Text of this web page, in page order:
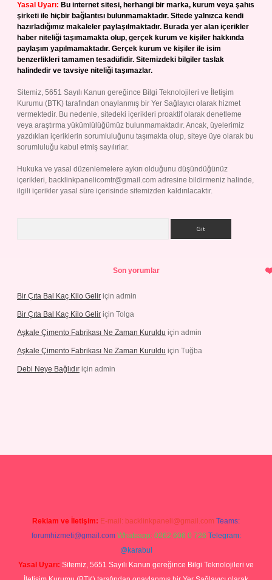
Yasal Uyarı: Bu internet sitesi, herhangi bir marka, kurum veya şahıs
şirketi ile hiçbir bağlantısı bulunmamaktadır. Sitede yalnızca kendi
hazırladığımız makaleler paylaşılmaktadır. Burada yer alan içerikler
haber niteliği taşımamakta olup, gerçek kurum ve kişiler hakkında
paylaşım yapılmamaktadır. Gerçek kurum ve kişiler ile isim
benzerlikleri tamamen tesadüfidir. Sitemizdeki bilgiler taslak
halindedir ve tavsiye niteliği taşımazlar.
Sitemiz, 5651 Sayılı Kanun gereğince Bilgi Teknolojileri ve İletişim
Kurumu (BTK) tarafından onaylanmış bir Yer Sağlayıcı olarak hizmet
vermektedir. Bu nedenle, sitedeki içerikleri proaktif olarak denetleme
veya araştırma yükümlülüğümüz bulunmamaktadır. Ancak, üyelerimiz
yazdıkları içeriklerin sorumluluğunu taşımakta olup, siteye üye olarak bu
sorumluluğu kabul etmiş sayılırlar.
Hukuka ve yasal düzenlemelere aykırı olduğunu düşündüğünüz
içerikleri, backlinkpanelicomtr@gmail.com adresine bildirmeniz halinde,
ilgili içerikler yasal süre içerisinde sitemizden kaldırılacaktır.
Son yorumlar
Bir Çıta Bal Kaç Kilo Gelir için admin
Bir Çıta Bal Kaç Kilo Gelir için Tolga
Aşkale Çimento Fabrikası Ne Zaman Kuruldu için admin
Aşkale Çimento Fabrikası Ne Zaman Kuruldu için Tuğba
Debi Neye Bağlıdır için admin
Reklam ve İletişim: E-mail: backlinkpaneli@gmail.com Teams:
forumhizmeti@gmail.com Whatsapp: 0262 606 0 726 Telegram:
@karabul
Yasal Uyarı: Sitemiz, 5651 Sayılı Kanun gereğince Bilgi Teknolojileri ve